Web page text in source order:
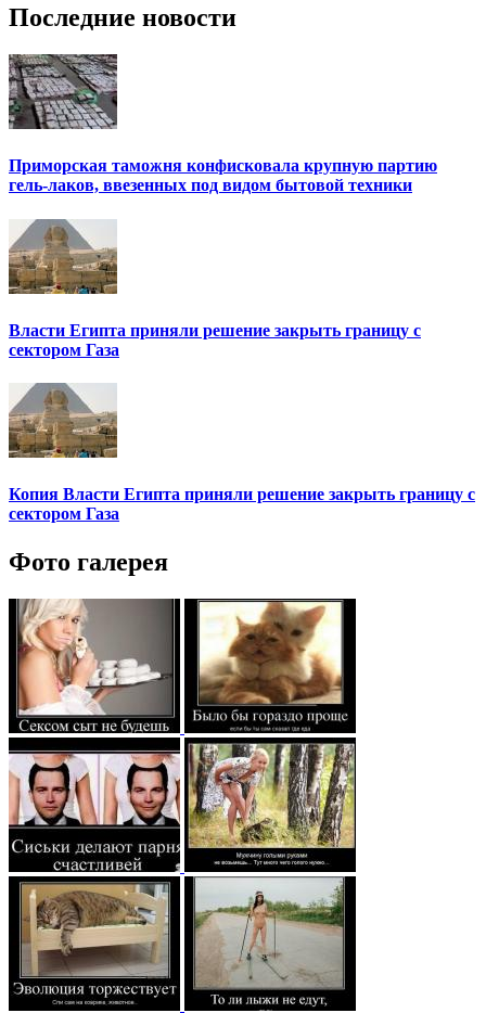
Последние новости
Приморская таможня конфисковала крупную партию
гель-лаков, ввезенных под видом бытовой техники
Власти Египта приняли решение закрыть границу с
сектором Газа
Копия Власти Египта приняли решение закрыть границу с
сектором Газа
Фото галерея